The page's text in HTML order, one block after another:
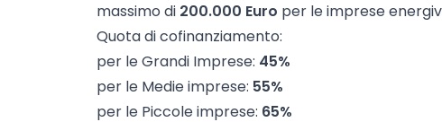
massimo di 200.000 Euro per le imprese
Quota di cofinanziamento:
per le Grandi Imprese: 45%
per le Medie imprese: 55%
per le Piccole imprese: 65%